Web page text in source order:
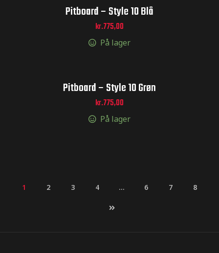
Pitboard – Style 10 Blå
kr.775,00
På lager
Pitboard – Style 10 Grøn
kr.775,00
På lager
1 2 3 4 … 6 7 8